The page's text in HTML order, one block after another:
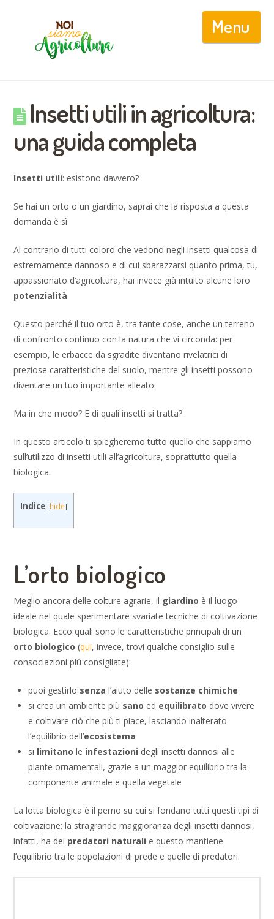
Insetti utili in agricoltura:
una guida completa
Insetti utili: esistono davvero?
Se hai un orto o un giardino, saprai che la risposta a questa
domanda è sì.
Al contrario di tutti coloro che vedono negli insetti qualcosa di
estremamente dannoso e di cui sbarazzarsi quanto prima, tu,
appassionato d’agricoltura, hai invece già intuito alcune loro
potenzialità.
Questo perché il tuo orto è, tra tante cose, anche un terreno
di confronto continuo con la natura che vi circonda: per
esempio, le erbacce da sgradite diventano rivelatrici di
preziose caratteristiche del suolo, mentre gli insetti possono
diventare un tuo importante alleato.
Ma in che modo? E di quali insetti si tratta?
In questo articolo ti spiegheremo tutto quello che sappiamo
sull’utilizzo di insetti utili all’agricoltura, soprattutto quella
biologica.
Indice [hide]
L’orto biologico
Meglio ancora delle colture agrarie, il giardino è il luogo
ideale nel quale sperimentare svariate tecniche di coltivazione
biologica. Ecco quali sono le caratteristiche principali di un
orto biologico(qui, invece, trovi qualche consiglio sulle
consociazioni più consigliate):
puoi gestirlo senza l’aiuto delle sostanze chimiche
si crea un ambiente più sano ed equilibrato dove vivere
e coltivare ciò che più ti piace, lasciando inalterato
l’equilibrio dell’ecosistema
si limitano le infestazioni degli insetti dannosi alle
piante ornamentali, grazie a un maggior equilibrio tra la
componente animale e quella vegetale
La lotta biologica è il perno su cui si fondano tutti questi tipi di
coltivazione: la stragrande maggioranza degli insetti dannosi,
infatti, ha dei predatori naturali e questo mantiene
l’equilibrio tra le popolazioni di prede e quelle di predatori.